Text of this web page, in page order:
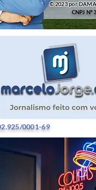
© 2023 por
CNPJ Nº
35.702.925/0001-69
0001-69